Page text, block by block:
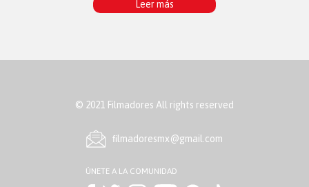
Leer más
© 2021 Filmadores All rights reserved
ﬁlmadoresmx@gmail.com
ÚNETE A LA COMUNIDAD